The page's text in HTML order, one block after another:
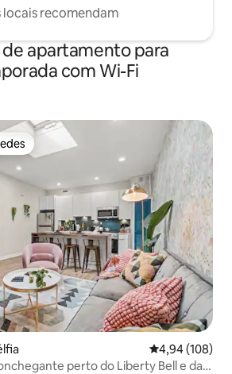
locais recomendam
apartamento para
com Wi-Fi
4,94 de uma
4,94 (108)
perto do Liberty Bell e da